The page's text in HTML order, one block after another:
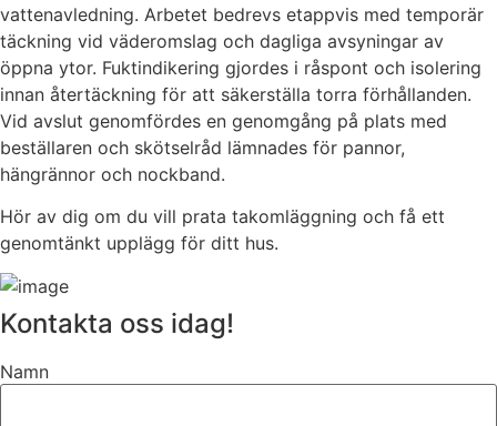
vattenavledning. Arbetet bedrevs etappvis med temporär
täckning vid väderomslag och dagliga avsyningar av
öppna ytor. Fuktindikering gjordes i råspont och isolering
innan återtäckning för att säkerställa torra förhållanden.
Vid avslut genomfördes en genomgång på plats med
beställaren och skötselråd lämnades för pannor,
hängrännor och nockband.
Hör av dig om du vill prata takomläggning och få ett
genomtänkt upplägg för ditt hus.
Kontakta oss idag!
Namn